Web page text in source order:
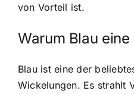
von Vorteil ist.
Warum Blau
Blau ist eine der
Wickelungen. Es strahlt